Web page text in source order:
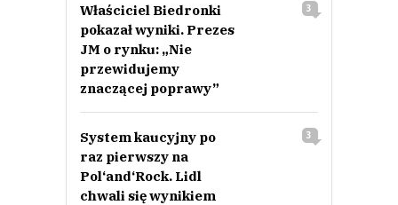
Właściciel Biedronki
pokazał wyniki. Prezes
JM o rynku: „Nie
przewidujemy
znaczącej poprawy”
3
System kaucyjny po
raz pierwszy na
Pol‘and‘Rock. Lidl
chwali się wynikiem
3